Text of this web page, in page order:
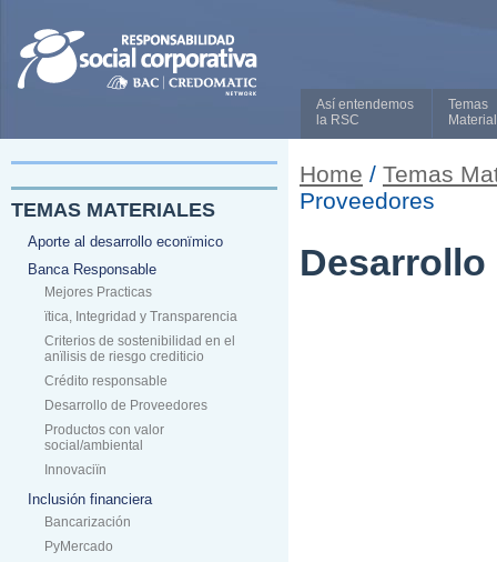
Así entendemos
la RSC
Temas
TEMAS MATERIALES
Aporte al desarrollo econïmico
Banca Responsable
Mejores Practicas
ïtica, Integridad y Transparencia
Criterios de sostenibilidad en el
anïlisis de riesgo crediticio
Crédito responsable
Desarrollo de Proveedores
Productos con valor
social/ambiental
Innovaciïn
Inclusión financiera
Bancarización
PyMercado
Home / Temas
Proveedores
Desarrollo